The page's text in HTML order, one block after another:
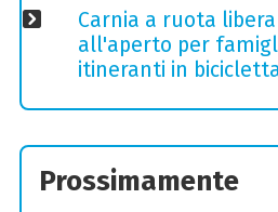
Carnia a ruota
all'aperto per
itineranti in
Prossimamente